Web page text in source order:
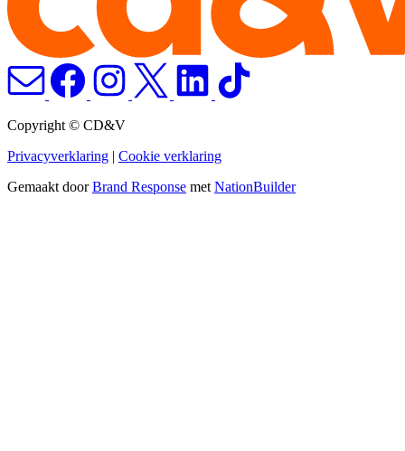
Copyright © CD&V
Privacyverklaring | Cookie verklaring
Gemaakt doorBrand Response met NationBuilder